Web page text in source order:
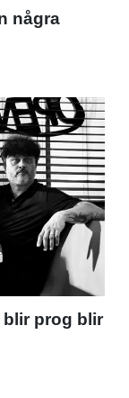
några
prog blir